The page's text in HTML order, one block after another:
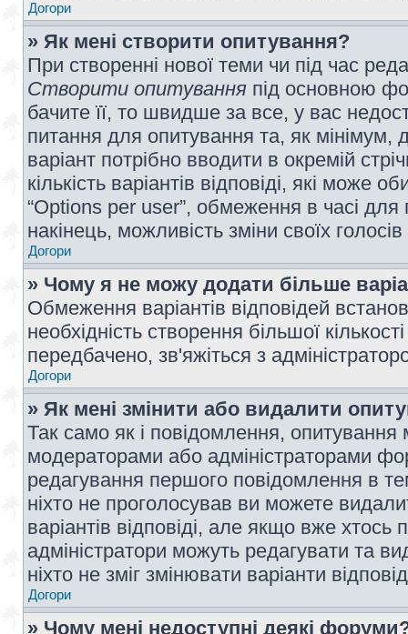
Догори
» Як мені створити опитування?
При створенні нової теми чи під час
Створити опитування під основною
бачите її, то швидше за все, у вас
питання для опитування та, як мінімум,
варіант потрібно вводити в окремій
кількість варіантів відповіді, які може
“Options per user”, обмеження в часі для
накінець, можливість зміни своїх
Догори
» Чому я не можу додати більше
Обмеження варіантів відповідей
необхідність створення більшої
передбачено, зв'яжіться з
Догори
» Як мені змінити або видалити
Так само як і повідомлення,
модераторами або адміністраторами
редагування першого повідомлення в
ніхто не проголосував ви можете
варіантів відповіді, але якщо вже
адміністратори можуть редагувати та
ніхто не зміг змінювати варіанти
Догори
» Чому мені недоступні деякі